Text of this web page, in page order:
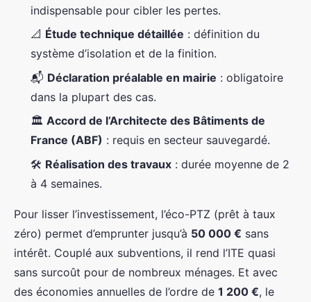
indispensable pour cibler les pertes.
📐 Étude technique détaillée : définition du
système d’isolation et de la finition.
📬 Déclaration préalable en mairie : obligatoire
dans la plupart des cas.
🏛️ Accord de l’Architecte des Bâtiments de
France (ABF) : requis en secteur sauvegardé.
🛠️ Réalisation des travaux : durée moyenne de 2
à 4 semaines.
Pour lisser l’investissement, l’éco-PTZ (prêt à taux
zéro) permet d’emprunter jusqu’à 50 000 € sans
intérêt. Couplé aux subventions, il rend l’ITE quasi
sans surcoût pour de nombreux ménages. Et avec
des économies annuelles de l’ordre de 1 200 €, le